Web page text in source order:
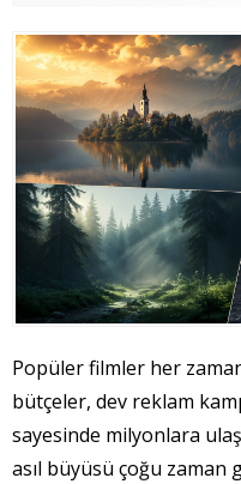
Popüler filmler her
bütçeler, dev reklam
sayesinde milyonlara
asıl büyüsü çoğu zaman